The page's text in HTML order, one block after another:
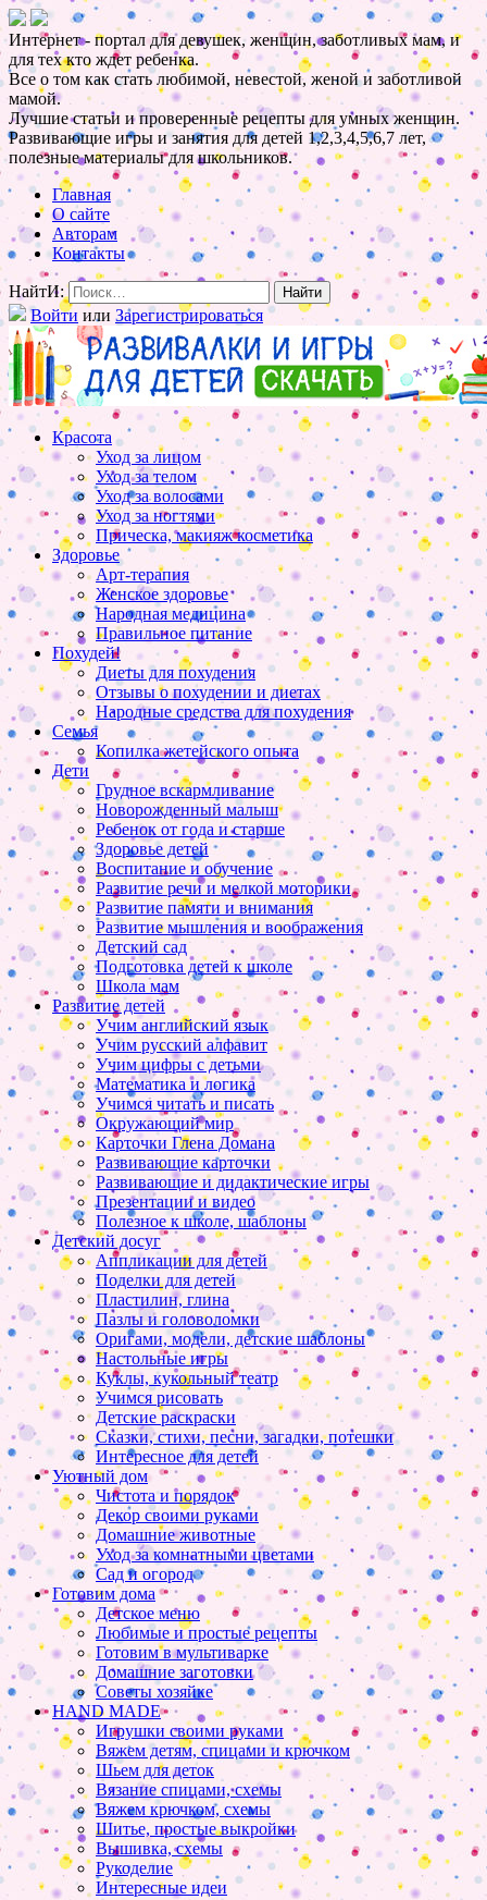
Интернет - портал для девушек, женщин, заботливых мам, и
для тех кто ждет ребенка.
Все о том как стать любимой, невестой, женой и заботливой
мамой.
Лучшие статьи и проверенные рецепты для умных женщин.
Развивающие игры и занятия для детей 1,2,3,4,5,6,7 лет,
полезные материалы для школьников.
Главная
О сайте
Авторам
Контакты
НайтИ:
Войти или Зарегистрироваться
Красота
Уход за лицом
Уход за телом
Уход за волосами
Уход за ногтями
Прическа, макияж косметика
Здоровье
Арт-терапия
Женское здоровье
Народная медицина
Правильное питание
Похудей!
Диеты для похудения
Отзывы о похудении и диетах
Народные средства для похудения
Семья
Копилка жетейского опыта
Дети
Грудное вскармливание
Новорожденный малыш
Ребенок от года и старше
Здоровье детей
Воспитание и обучение
Развитие речи и мелкой моторики
Развитие памяти и внимания
Развитие мышления и воображения
Детский сад
Подготовка детей к школе
Школа мам
Развитие детей
Учим английский язык
Учим русский алфавит
Учим цифры с детьми
Математика и логика
Учимся читать и писать
Окружающий мир
Карточки Глена Домана
Развивающие карточки
Развивающие и дидактические игры
Презентации и видео
Полезное к школе, шаблоны
Детский досуг
Аппликации для детей
Поделки для детей
Пластилин, глина
Пазлы и головоломки
Оригами, модели, детские шаблоны
Настольные игры
Куклы, кукольный театр
Учимся рисовать
Детские раскраски
Сказки, стихи, песни, загадки, потешки
Интересное для детей
Уютный дом
Чистота и порядок
Декор своими руками
Домашние животные
Уход за комнатными цветами
Сад и огород
Готовим дома
Детское меню
Любимые и простые рецепты
Готовим в мультиварке
Домашние заготовки
Советы хозяйке
HAND MADE
Игрушки своими руками
Вяжем детям, спицами и крючком
Шьем для деток
Вязание спицами, схемы
Вяжем крючком, схемы
Шитье, простые выкройки
Вышивка, схемы
Рукоделие
Интересные идеи